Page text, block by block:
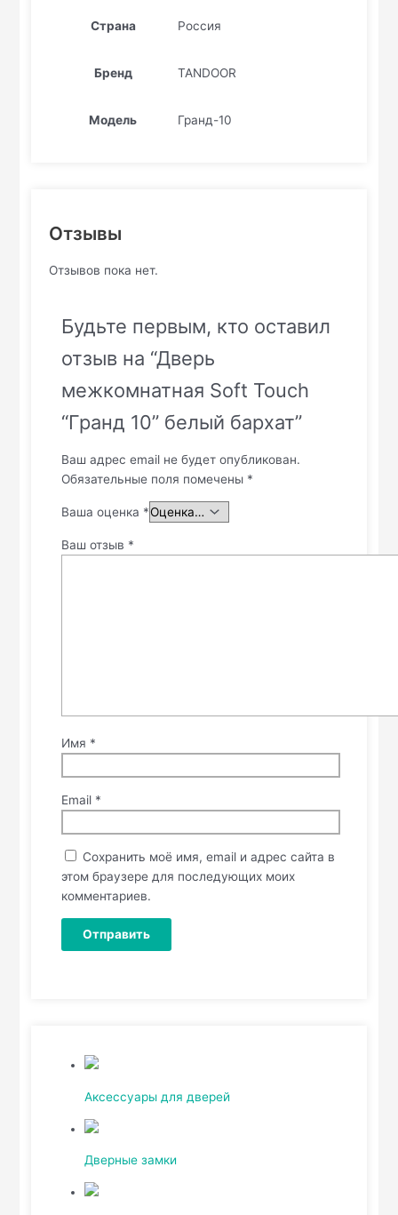
Страна Россия
Бренд TANDOOR
Модель Гранд-10
Отзывы
Отзывов пока нет.
Будьте первым, кто оставил
отзыв на “Дверь
межкомнатная Soft Touch
“Гранд 10” белый бархат”
Ваш адрес email не будет опубликован.
Обязательные поля помечены *
Ваша оценка *
Ваш отзыв *
Имя *
Email *
Сохранить моё имя, email и адрес сайта в
этом браузере для последующих моих
комментариев.
Аксессуары для дверей
Дверные замки